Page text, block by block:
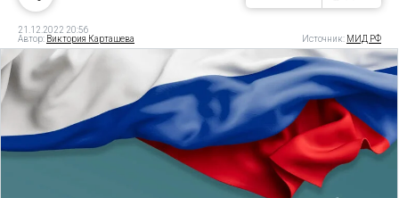
21.12.2022 20:56
Автор: Виктория Карташева Источник: МИД РФ